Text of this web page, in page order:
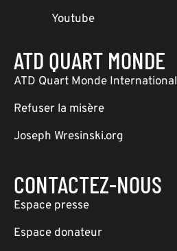
Youtube
ATD QUART MONDE
ATD Quart Monde International
Refuser la misère
Joseph Wresinski.org
CONTACTEZ-NOUS
Espace presse
Espace donateur